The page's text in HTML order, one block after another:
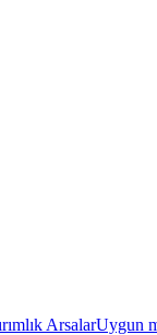
ArsalarUygun